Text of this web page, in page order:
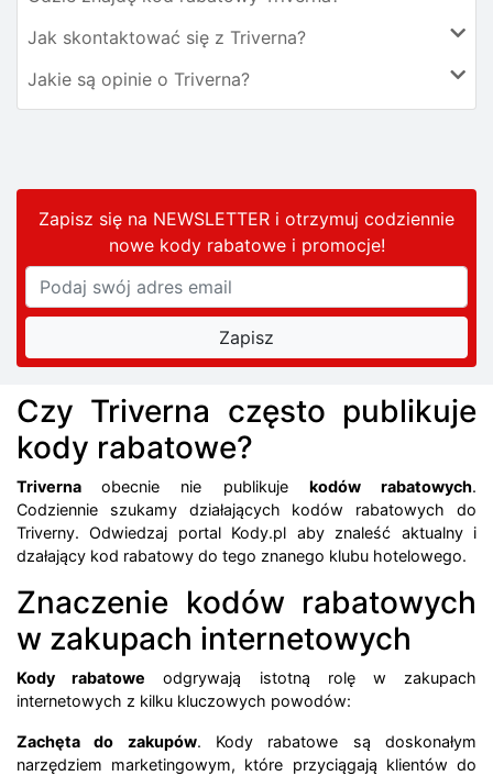
Jak skontaktować się z Triverna?
Jakie są opinie o Triverna?
Zapisz się na NEWSLETTER i otrzymuj codziennie
nowe kody rabatowei promocje!
Czy Triverna często publikuje
kody rabatowe?
Trivernaobecnie nie publikuje kodów rabatowych.
Codziennie szukamy działających kodów rabatowych do
Triverny. Odwiedzaj portal Kody.pl aby znaleść aktualny i
dzałający kod rabatowy do tego znanego klubu hotelowego.
Znaczenie kodów rabatowych
w zakupach internetowych
Kody rabatowe odgrywają istotną rolę w zakupach
internetowych z kilku kluczowych powodów:
Zachęta do zakupów. Kody rabatowe są doskonałym
narzędziem marketingowym, które przyciągają klientów do